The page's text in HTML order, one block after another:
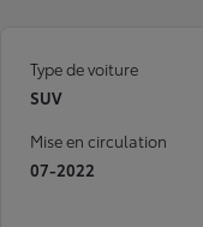
Type de voiture
SUV
Mise en circulation
07-2022